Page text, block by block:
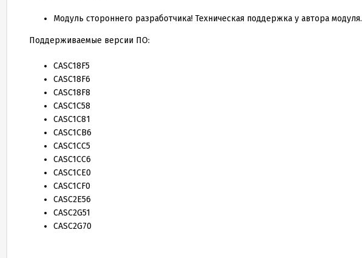
Модуль стороннего разработчика! Техническая поддержка у автора модуля.
Поддерживаемые версии ПО:
CASC18F5
CASC18F6
CASC18F8
CASC1C58
CASC1C81
CASC1CB6
CASC1CC5
CASC1CC6
CASC1CE0
CASC1CF0
CASC2E56
CASC2G51
CASC2G70